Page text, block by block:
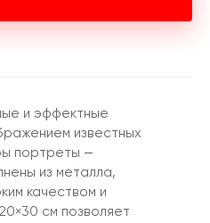
и эффектные
известных
портреты —
из металла,
качеством и
см позволяет